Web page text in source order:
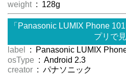
weight : 128g
「Panasonic LUMIX Phone
プリで
label
: Panasonic LUMIX
osType : Android 2.3
creator : パナソニック